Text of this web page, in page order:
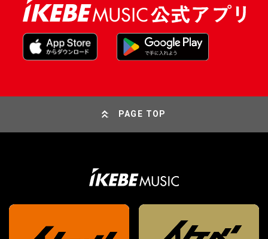
PAGE TOP